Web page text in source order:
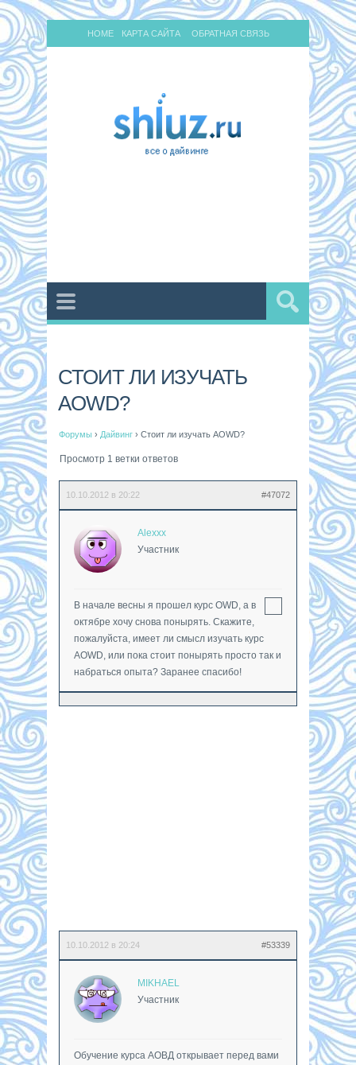
HOME КАРТА САЙТА ОБРАТНАЯ СВЯЗЬ
СТОИТ ЛИ ИЗУЧАТЬ
AOWD?
Форумы › Дайвинг › Стоит ли изучать AOWD?
Просмотр 1 ветки ответов
10.10.2012 в 20:22 #47072
Alexxx
Участник
В начале весны я прошел курс OWD, а в
октябре хочу снова понырять. Скажите,
пожалуйста, имеет ли смысл изучать курс
AOWD, или пока стоит понырять просто так и
набраться опыта? Заранее спасибо!
10.10.2012 в 20:24 #53339
MIKHAEL
Участник
Обучение курса АОВД открывает перед вами